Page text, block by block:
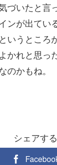
づいたと
ンが出て
いうとこ
かれと思
かもね。
シェアする